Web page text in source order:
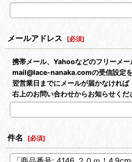
メールアドレス [必須]
携帯メール、Yahooなどのフリーメー
mail@lace-nanaka.comの受信設定を
翌営業日までにメールが届かなければ
右上のお問い合わせからお知らせくだ
件名 [必須]